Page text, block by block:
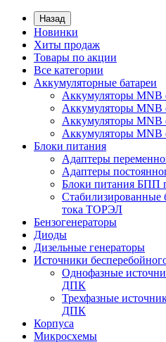
Назад
Новинки
Хиты продаж
Товары по акции
Все категории
Аккумуляторные батареи
Аккумуляторы MNB
Аккумуляторы MNB
Аккумуляторы MNB
Аккумуляторы MNB
Блоки питания
Адаптеры
Адаптеры
Блоки питания БПП
Стабилизированные
тока ТОРЭЛ
Бензогенераторы
Диоды
Дизельные генераторы
Источники
Однофазные
ДПК
Трехфазные
ДПК
Корпуса
Микросхемы